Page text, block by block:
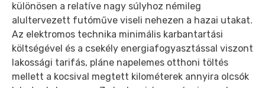
különösen a relatíve nagy súlyhoz némileg
alultervezett futóműve viseli nehezen a hazai utakat.
Az elektromos technika minimális karbantartási
költségével és a csekély energiafogyasztással viszont
lakossági tarifás, pláne napelemes otthoni töltés
mellett a kocsival megtett kilométerek annyira olcsók